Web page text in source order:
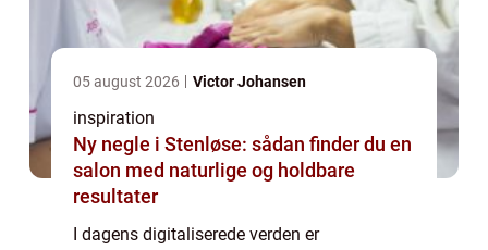
05 august 2026 Victor Johansen
inspiration
Ny negle i Stenløse: sådan finder du en
salon med naturlige og holdbare
resultater
I dagens digitaliserede verden er